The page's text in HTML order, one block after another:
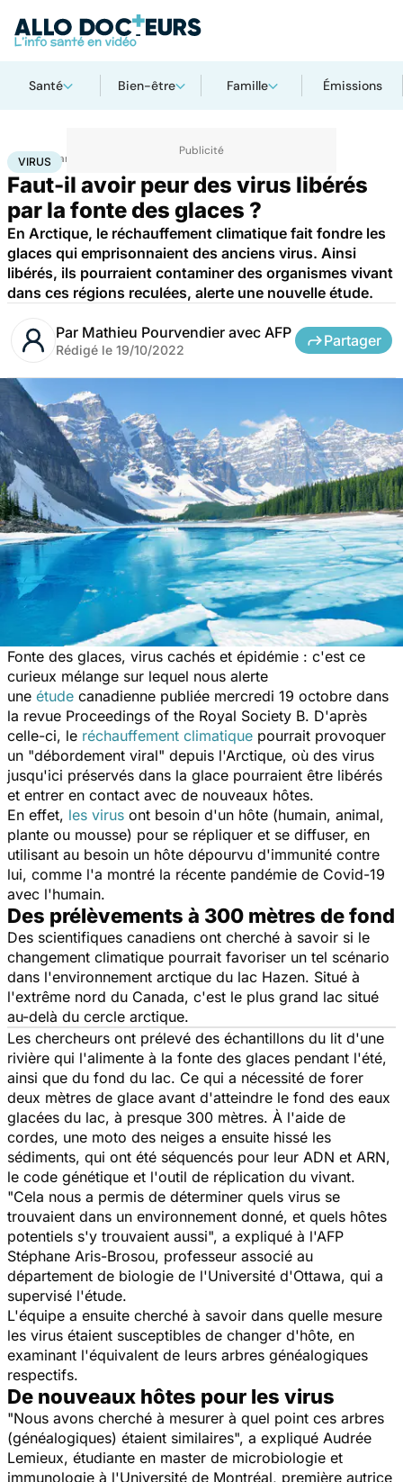
Santé Bien-être Famille Émissions
Accueil Santé Maladies infectieuses
VIRUS
Faut-il avoir peur des virus libérés
par la fonte des glaces ?
En Arctique, le réchauffement climatique fait fondre les
glaces qui emprisonnaient des anciens virus. Ainsi
libérés, ils pourraient contaminer des organismes vivant
dans ces régions reculées, alerte une nouvelle étude.
Par Mathieu Pourvendier avec AFP
Rédigé le 19/10/2022
Partager
Fonte des glaces, virus cachés et épidémie : c'est ce
curieux mélange sur lequel nous alerte
une étude canadienne publiée mercredi 19 octobre dans
la revue Proceedings of the Royal Society B. D'après
celle-ci, le réchauffement climatique pourrait provoquer
un "débordement viral" depuis l'Arctique, où des virus
jusqu'ici préservés dans la glace pourraient être libérés
et entrer en contact avec de nouveaux hôtes.
En effet, les virus ont besoin d'un hôte (humain, animal,
plante ou mousse) pour se répliquer et se diffuser, en
utilisant au besoin un hôte dépourvu d'immunité contre
lui, comme l'a montré la récente pandémie de Covid-19
avec l'humain.
Des prélèvements à 300 mètres de fond
Des scientifiques canadiens ont cherché à savoir si le
changement climatique pourrait favoriser un tel scénario
dans l'environnement arctique du lac Hazen. Situé à
l'extrême nord du Canada, c'est le plus grand lac situé
au-delà du cercle arctique.
Les chercheurs ont prélevé des échantillons du lit d'une
rivière qui l'alimente à la fonte des glaces pendant l'été,
ainsi que du fond du lac. Ce qui a nécessité de forer
deux mètres de glace avant d'atteindre le fond des eaux
glacées du lac, à presque 300 mètres. À l'aide de
cordes, une moto des neiges a ensuite hissé les
sédiments, qui ont été séquencés pour leur ADN et ARN,
le code génétique et l'outil de réplication du vivant.
"Cela nous a permis de déterminer quels virus se
trouvaient dans un environnement donné, et quels hôtes
potentiels s'y trouvaient aussi", a expliqué à l'AFP
Stéphane Aris-Brosou, professeur associé au
département de biologie de l'Université d'Ottawa, qui a
supervisé l'étude.
L'équipe a ensuite cherché à savoir dans quelle mesure
les virus étaient susceptibles de changer d'hôte, en
examinant l'équivalent de leurs arbres généalogiques
respectifs.
De nouveaux hôtes pour les virus
"Nous avons cherché à mesurer à quel point ces arbres
(généalogiques) étaient similaires", a expliqué Audrée
Lemieux, étudiante en master de microbiologie et
immunologie à l'Université de Montréal, première autrice